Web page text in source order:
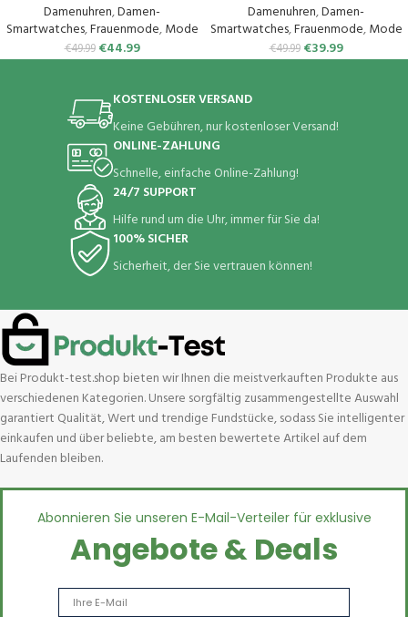
Herzfrequenz, Schlafmonitor,
Menstruationszyklus, IP68
wasserdichte Sportuhr für iOS
und Android (Rosa)
Damenuhren,Damen-
Smartwatches,Frauenmode,Mode
€49.99 €44.99
Sportmodi/Pulsuhr/SpO2,
Schlafmonitor,
Menstruationszyklus IP68
Wasserdicht Sportuhr
Damenuhren,Damen-
Smartwatches,Frauenmode,Mode
€49.99 €39.99
KOSTENLOSER VERSAND
Keine Gebühren, nur kostenloser Versand!
ONLINE-ZAHLUNG
Schnelle, einfache Online-Zahlung!
24/7 SUPPORT
Hilfe rund um die Uhr, immer für Sie da!
100% SICHER
Sicherheit, der Sie vertrauen können!
Bei Produkt-test.shop bieten wir Ihnen die meistverkauften Produkte aus
verschiedenen Kategorien. Unsere sorgfältig zusammengestellte Auswahl
garantiert Qualität, Wert und trendige Fundstücke, sodass Sie intelligenter
einkaufen und über beliebte, am besten bewertete Artikel auf dem
Laufenden bleiben.
Abonnieren Sie unseren E-Mail-Verteiler für exklusive
Angebote & Deals